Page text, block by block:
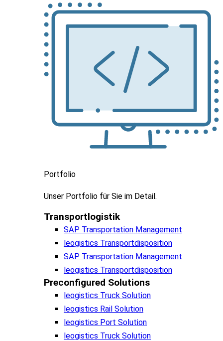
Portfolio
Unser Portfolio für Sie im Detail.
Transportlogistik
SAP Transportation Management
leogistics Transportdisposition
SAP Transportation Management
leogistics Transportdisposition
Preconfigured Solutions
leogistics Truck Solution
leogistics Rail Solution
leogistics Port Solution
leogistics Truck Solution